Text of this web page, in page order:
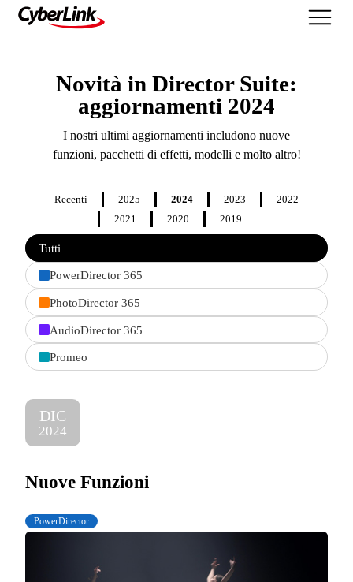
Novità in Director Suite:
aggiornamenti 2024
I nostri ultimi aggiornamenti includono nuove
funzioni, pacchetti di effetti, modelli e molto altro!
Recenti 2025 2024 2023
2022
2021
2020 2019
Filter
features
by
product
Tutti
PowerDirector 365
PhotoDirector 365
AudioDirector 365
Promeo
DIC
2024
Nuove Funzioni
PowerDirector